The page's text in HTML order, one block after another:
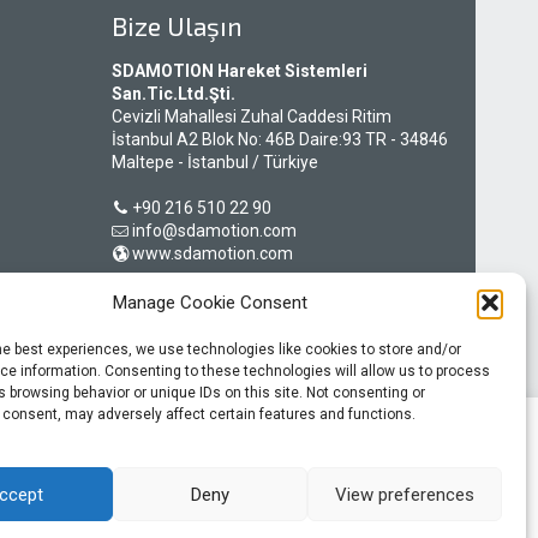
Manage Cookie Consent
best experiences, we use technologies like cookies to store and/or
information. Consenting to these technologies will allow us to process
browsing behavior or unique IDs on this site. Not consenting or
may adversely affect certain features and functions.
Deny View preferences
Bize Ulaşın
SDAMOTION Hareket Sistemleri
San.Tic.Ltd.Şti.
Cevizli Mahallesi Zuhal Caddesi Ritim
İstanbul A2 Blok No: 46B Daire:93 TR - 34846
Maltepe - İstanbul / Türkiye
+90 216 510 22 90
info@sdamotion.com
www.sdamotion.com
Gizlilik Politikası
ilgili bilgileri ayrıca sosyal medya, reklamcılık ve analiz iş
birleştirebilir. Web sitemizi kullanmaya devam ederseniz